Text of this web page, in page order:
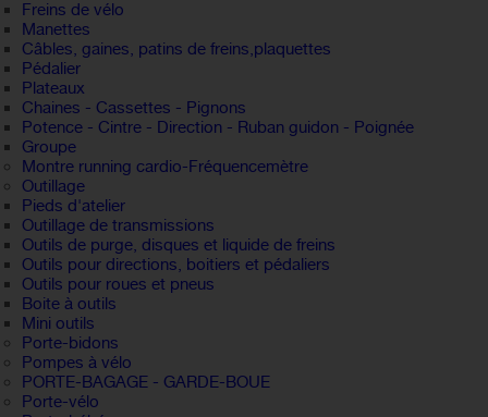
Freins de vélo
Manettes
Câbles, gaines, patins de freins,plaquettes
Pédalier
Plateaux
Chaines - Cassettes - Pignons
Potence - Cintre - Direction - Ruban guidon - Poignée
Groupe
Montre running cardio-Fréquencemètre
Outillage
Pieds d'atelier
Outillage de transmissions
Outils de purge, disques et liquide de freins
Outils pour directions, boitiers et pédaliers
Outils pour roues et pneus
Boite à outils
Mini outils
Porte-bidons
Pompes à vélo
PORTE-BAGAGE - GARDE-BOUE
Porte-vélo